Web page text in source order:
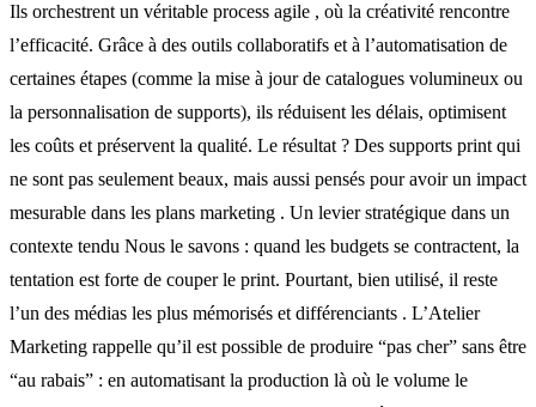
Ils orchestrent un véritable process agile , où la créativité rencontre
l’efficacité. Grâce à des outils collaboratifs et à l’automatisation de
certaines étapes (comme la mise à jour de catalogues volumineux ou
la personnalisation de supports), ils réduisent les délais, optimisent
les coûts et préservent la qualité. Le résultat ? Des supports print qui
ne sont pas seulement beaux, mais aussi pensés pour avoir un impact
mesurable dans les plans marketing . Un levier stratégique dans un
contexte tendu Nous le savons : quand les budgets se contractent, la
tentation est forte de couper le print. Pourtant, bien utilisé, il reste
l’un des médias les plus mémorisés et différenciants . L’Atelier
Marketing rappelle qu’il est possible de produire “pas cher” sans être
“au rabais” : en automatisant la production là où le volume le